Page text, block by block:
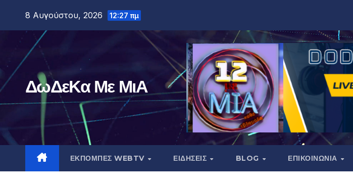
περιεχόμενο
8 Αυγούστου, 2026 12:27 πμ
ΔωΔεΚα Με ΜιΑ
ΕΚΠΟΜΠΕΣ WEBTV ΕΙΔΗΣΕΙΣ BLOG ΕΠΙΚΟΙΝΩΝΙΑ